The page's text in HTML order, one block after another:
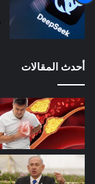
أحدث المقالات